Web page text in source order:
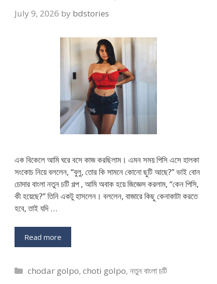
July 9, 2026 by bdstories
এক বিকেলে আমি ঘরে বসে কাজ করছিলাম। এমন সময় পিসি এসে হালকা
সংকোচ নিয়ে বললেন, “বুলু, তোর কি সামনে কোনো ছুটি আছে?” ভাই বোন
চোদার বাংলা নতুন চটি গল্প , আমি অবাক হয়ে জিজ্ঞেস করলাম, “কেন পিসি,
কী হয়েছে?” তিনি একটু হাসলেন। বললেন, বাজারে কিছু কেনাকাটা করতে
হবে, তাই যদি …
Read more
Categories
chodar golpo,choti golpo,নতুন বাংলা চটি